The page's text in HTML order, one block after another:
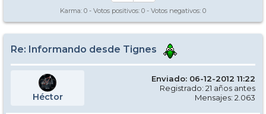
Karma: 0 - Votos positivos: 0 - Votos negativos: 0
Re: Informando desde Tignes
Héctor
Enviado: 06-12-2012 11:22
Registrado: 21 años antes
Mensajes: 2.063